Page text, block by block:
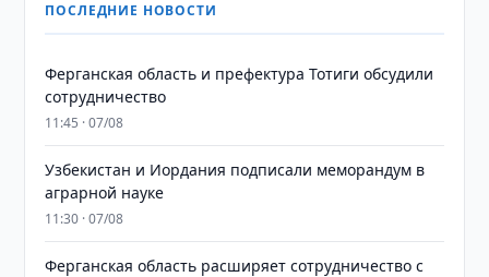
ПОСЛЕДНИЕ НОВОСТИ
Ферганская область и префектура Тотиги обсудили
сотрудничество
11:45 · 07/08
Узбекистан и Иордания подписали меморандум в
аграрной науке
11:30 · 07/08
Ферганская область расширяет сотрудничество с